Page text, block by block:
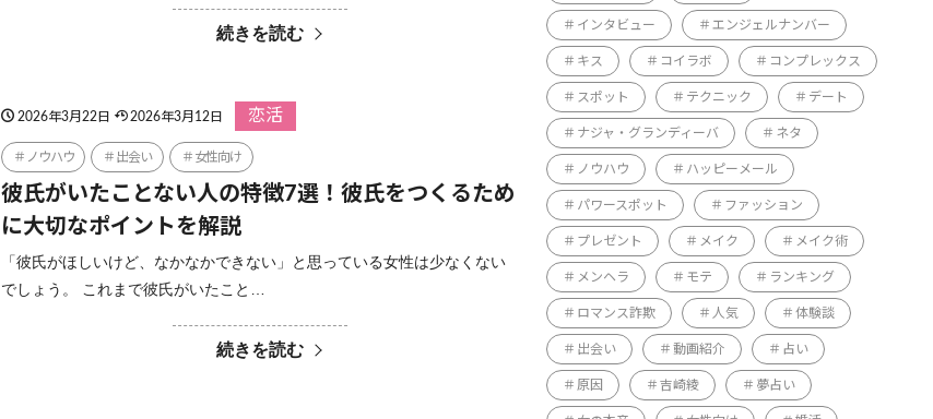
続きを読む
2026年3月22日 2026年3月12日 恋活
ノウハウ 出会い 女性向け
彼氏がいたことない人の特徴7選！彼氏をつくるため
に大切なポイントを解説
「彼氏がほしいけど、なかなかできない」と思っている女性は少なくない
でしょう。 これまで彼氏がいたこと…
続きを読む
インタビュー エンジェルナンバー
キス コイラボ コンプレックス
スポット テクニック デート
ナジャ・グランディーバ ネタ
ノウハウ ハッピーメール
パワースポット ファッション
プレゼント メイク メイク術
メンヘラ モテ ランキング
ロマンス詐欺 人気 体験談
出会い 動画紹介 占い
原因 吉崎綾 夢占い